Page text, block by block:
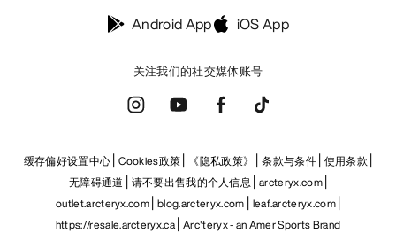
Help
关注我们的社交媒体账号
Android App iOS App
缓存偏好设置中心 Cookies政策 《隐私政策》 条款与条件 使用条款
无障碍通道
请不要出售我的个人信息 arcteryx.com
outlet.arcteryx.com blog.arcteryx.com leaf.arcteryx.com
https://resale.arcteryx.ca Arc'teryx - an Amer Sports Brand